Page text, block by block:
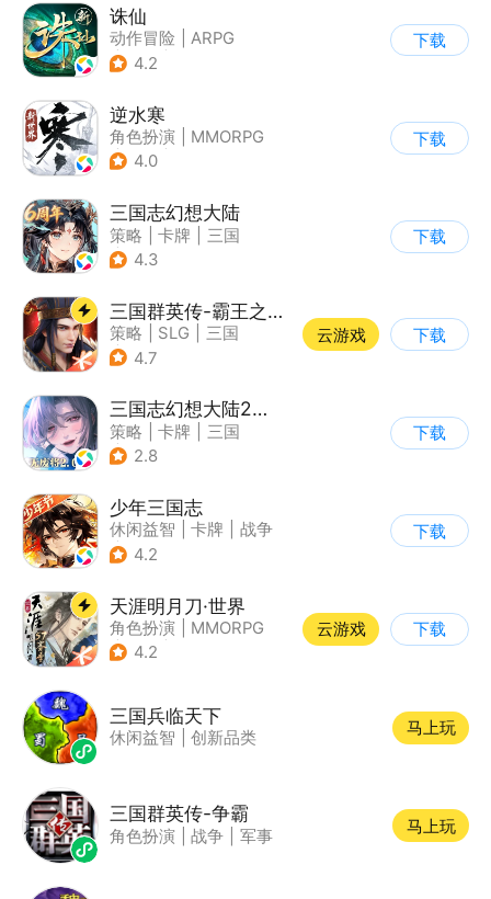
诛仙
动作冒险
ARPG
| 仙侠
4.2
下载
逆水寒
角色扮演
MMORPG
| 武侠
4.0
下载
三国志幻想大陆
策略 卡牌
三国
| 美少女
4.3
下载
三国群英传-霸王之业
策略 SLG
三国
| 中国风
4.7
云游戏 下载
三国志幻想大陆2：枭之歌
策略 卡牌
三国
| 剧情
2.8
下载
少年三国志
休闲益智 卡牌
战争
| 少年三国志
4.2
下载
天涯明月刀·世界
角色扮演
MMORPG
| 武侠
4.2
云游戏 下载
三国兵临天下
休闲益智 创新品类
马上玩
三国群英传-争霸
角色扮演 战争 军事
马上玩